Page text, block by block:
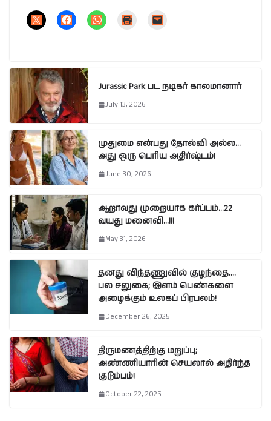
Jurassic Park பட நடிகர் காலமானார்
July 13, 2026
முதுமை என்பது தோல்வி அல்ல…
அது ஒரு பெரிய அதிர்ஷ்டம்!
June 30, 2026
ஆறாவது முறையாக கர்ப்பம்…22
வயது மனைவி…!!!
May 31, 2026
தனது விந்தணுவில் குழந்தை….
பல சலுகை; இளம் பெண்களை
அழைக்கும் உலகப் பிரபலம்!
December 26, 2025
திருமணத்திற்கு மறுப்பு;
அண்ணியாரின் செயலால் அதிர்ந்த
குடும்பம்!
October 22, 2025